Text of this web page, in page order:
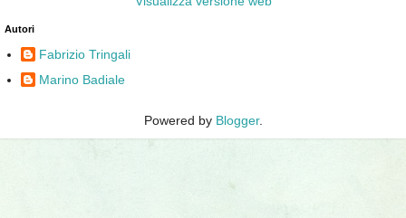
Autori
Fabrizio Tringali
Marino Badiale
Powered by Blogger.